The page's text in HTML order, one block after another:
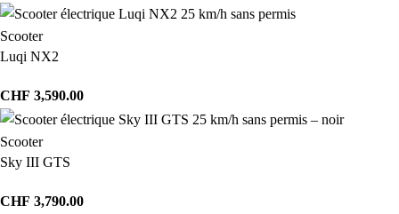
Scooter
Luqi NX2
CHF 3,590.00
Scooter
Sky III GTS
CHF 3,790.00